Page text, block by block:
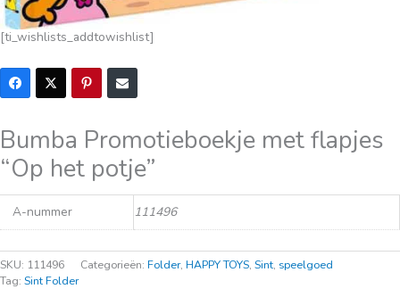
[ti_wishlists_addtowishlist]
Bumba Promotieboekje met flapjes
“Op het potje”
A-nummer 111496
SKU: 111496 Categorieën: Folder, HAPPY TOYS, Sint, speelgoed
Tag: Sint Folder